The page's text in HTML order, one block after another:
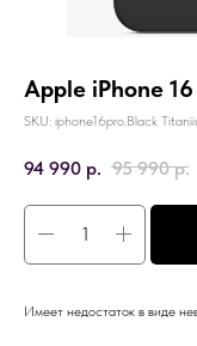
Apple iPhone
SKU: iphone16pro.Black
94 990 р. 95 990 р.
Имеет недостаток в виде